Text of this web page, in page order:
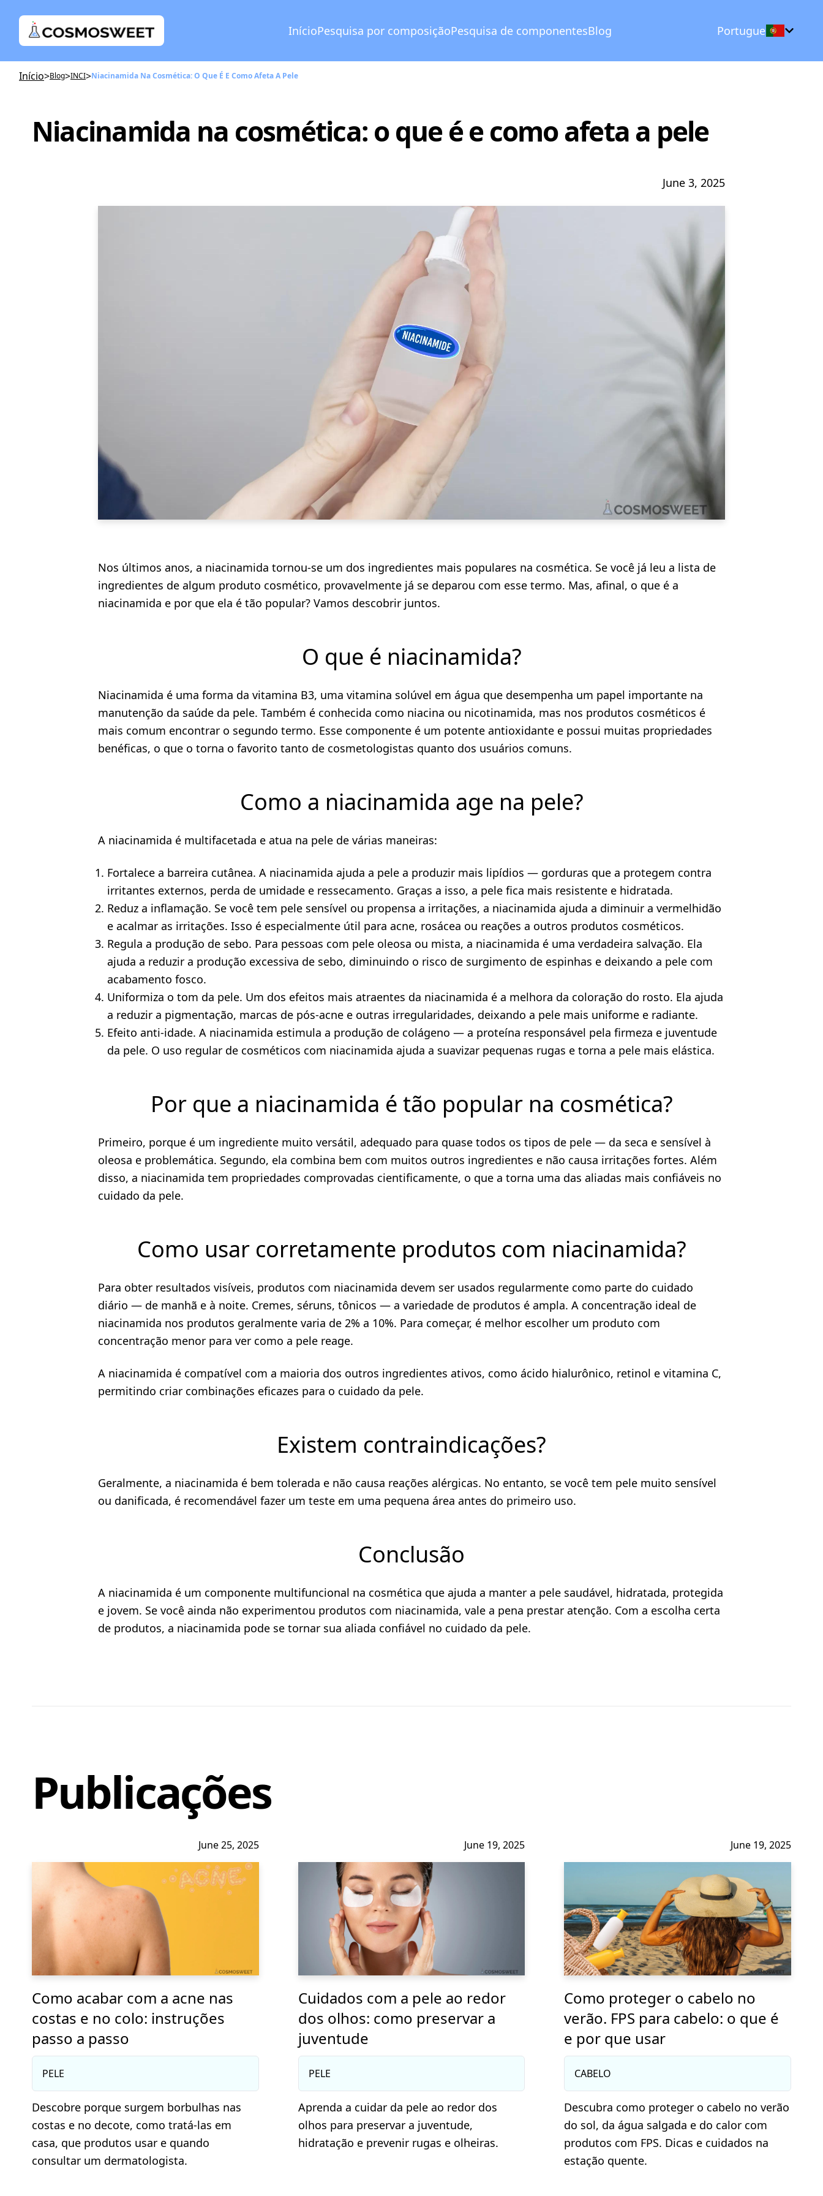
InícioPesquisa por composiçãoPesquisa de componentesBlog Portuguese
Início>Blog>INCI>Niacinamida Na Cosmética: O Que É E Como Afeta A Pele
Niacinamida na cosmética: o que é e como afeta a pele
June 3, 2025
Nos últimos anos, a niacinamida tornou-se um dos ingredientes mais populares na cosmética. Se você já leu a lista de
ingredientes de algum produto cosmético, provavelmente já se deparou com esse termo. Mas, afinal, o que é a
niacinamida e por que ela é tão popular? Vamos descobrir juntos.
O que é niacinamida?
Niacinamida é uma forma da vitamina B3, uma vitamina solúvel em água que desempenha um papel importante na
manutenção da saúde da pele. Também é conhecida como niacina ou nicotinamida, mas nos produtos cosméticos é
mais comum encontrar o segundo termo. Esse componente é um potente antioxidante e possui muitas propriedades
benéficas, o que o torna o favorito tanto de cosmetologistas quanto dos usuários comuns.
Como a niacinamida age na pele?
A niacinamida é multifacetada e atua na pele de várias maneiras:
Fortalece a barreira cutânea. A niacinamida ajuda a pele a produzir mais lipídios — gorduras que a protegem contra
irritantes externos, perda de umidade e ressecamento. Graças a isso, a pele fica mais resistente e hidratada.
Reduz a inflamação. Se você tem pele sensível ou propensa a irritações, a niacinamida ajuda a diminuir a vermelhidão
e acalmar as irritações. Isso é especialmente útil para acne, rosácea ou reações a outros produtos cosméticos.
Regula a produção de sebo. Para pessoas com pele oleosa ou mista, a niacinamida é uma verdadeira salvação. Ela
ajuda a reduzir a produção excessiva de sebo, diminuindo o risco de surgimento de espinhas e deixando a pele com
acabamento fosco.
Uniformiza o tom da pele. Um dos efeitos mais atraentes da niacinamida é a melhora da coloração do rosto. Ela ajuda
a reduzir a pigmentação, marcas de pós-acne e outras irregularidades, deixando a pele mais uniforme e radiante.
Efeito anti-idade. A niacinamida estimula a produção de colágeno — a proteína responsável pela firmeza e juventude
da pele. O uso regular de cosméticos com niacinamida ajuda a suavizar pequenas rugas e torna a pele mais elástica.
Por que a niacinamida é tão popular na cosmética?
Primeiro, porque é um ingrediente muito versátil, adequado para quase todos os tipos de pele — da seca e sensível à
oleosa e problemática. Segundo, ela combina bem com muitos outros ingredientes e não causa irritações fortes. Além
disso, a niacinamida tem propriedades comprovadas cientificamente, o que a torna uma das aliadas mais confiáveis no
cuidado da pele.
Como usar corretamente produtos com niacinamida?
Para obter resultados visíveis, produtos com niacinamida devem ser usados regularmente como parte do cuidado
diário — de manhã e à noite. Cremes, séruns, tônicos — a variedade de produtos é ampla. A concentração ideal de
niacinamida nos produtos geralmente varia de 2% a 10%. Para começar, é melhor escolher um produto com
concentração menor para ver como a pele reage.
A niacinamida é compatível com a maioria dos outros ingredientes ativos, como ácido hialurônico, retinol e vitamina C,
permitindo criar combinações eficazes para o cuidado da pele.
Existem contraindicações?
Geralmente, a niacinamida é bem tolerada e não causa reações alérgicas. No entanto, se você tem pele muito sensível
ou danificada, é recomendável fazer um teste em uma pequena área antes do primeiro uso.
Conclusão
A niacinamida é um componente multifuncional na cosmética que ajuda a manter a pele saudável, hidratada, protegida
e jovem. Se você ainda não experimentou produtos com niacinamida, vale a pena prestar atenção. Com a escolha certa
de produtos, a niacinamida pode se tornar sua aliada confiável no cuidado da pele.
Publicações
June 25, 2025
Como acabar com a acne nas
costas e no colo: instruções
passo a passo
PELE
Descobre porque surgem borbulhas nas
costas e no decote, como tratá-las em
casa, que produtos usar e quando
consultar um dermatologista.
June 19, 2025
Cuidados com a pele ao redor
dos olhos: como preservar a
juventude
PELE
Aprenda a cuidar da pele ao redor dos
olhos para preservar a juventude,
hidratação e prevenir rugas e olheiras.
June 19, 2025
Como proteger o cabelo no
verão. FPS para cabelo: o que é
e por que usar
CABELO
Descubra como proteger o cabelo no verão
do sol, da água salgada e do calor com
produtos com FPS. Dicas e cuidados na
estação quente.